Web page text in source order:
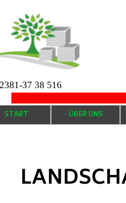
START ÜBER UNS
37 38 516